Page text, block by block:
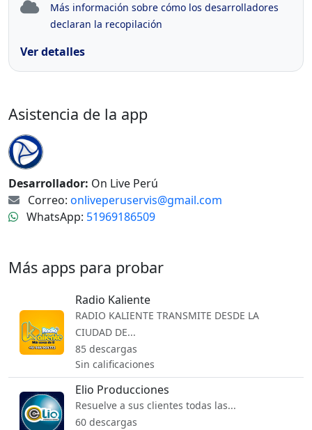
Más información sobre cómo los desarrolladores
declaran la recopilación
Ver detalles
Asistencia de la app
Desarrollador: On Live Perú
Correo: onliveperuservis@gmail.com
WhatsApp: 51969186509
Más apps para probar
Radio Kaliente
RADIO KALIENTE TRANSMITE DESDE LA
CIUDAD DE...
85 descargas
Sin calificaciones
Elio Producciones
Resuelve a sus clientes todas las...
60 descargas